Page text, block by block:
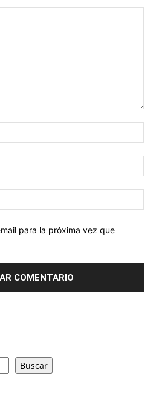
para la próxima vez que
Buscar